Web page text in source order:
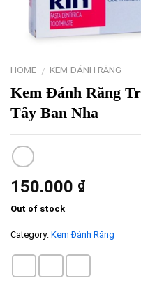
HOME / KEM ĐÁNH RĂNG
Kem Đánh Răng
Tây Ban Nha
150.000 ₫
Out of stock
Category: Kem Đánh Răng